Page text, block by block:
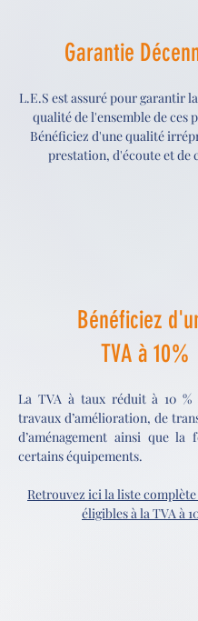
Garantie
L.E.S est assuré pour garantir
qualité de l'ensemble de ces
Bénéficiez d'une qualité
prestation, d'écoute et de
Bénéficiez
TVA à 10%
La TVA à taux réduit à 10 %
travaux d’amélioration, de
d’aménagement ainsi que la
certains équipements.
Retrouvez ici la liste
éligibles à la TVA à